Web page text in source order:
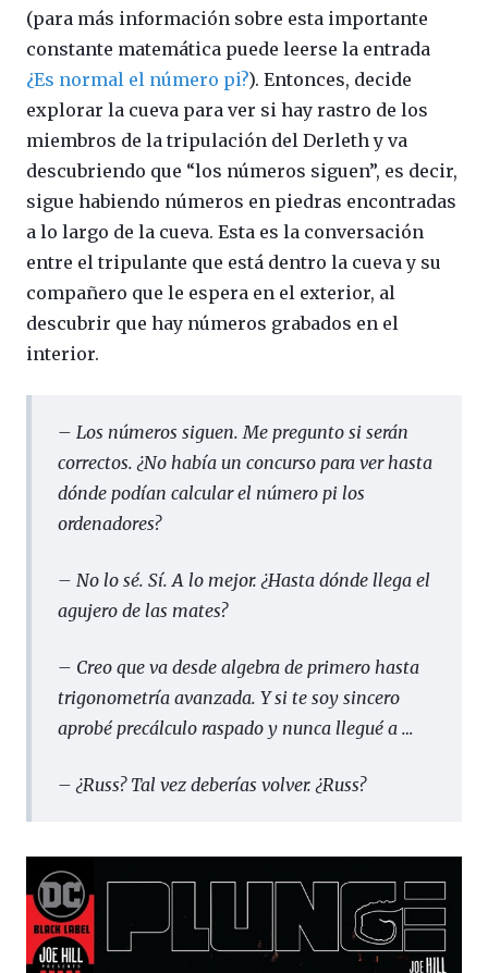
(para más información sobre esta importante
constante matemática puede leerse la entrada
¿Es normal el número pi?). Entonces, decide
explorar la cueva para ver si hay rastro de los
miembros de la tripulación del Derleth y va
descubriendo que “los números siguen”, es decir,
sigue habiendo números en piedras encontradas
a lo largo de la cueva. Esta es la conversación
entre el tripulante que está dentro la cueva y su
compañero que le espera en el exterior, al
descubrir que hay números grabados en el
interior.
– Los números siguen. Me pregunto si serán
correctos. ¿No había un concurso para ver hasta
dónde podían calcular el número pi los
ordenadores?
– No lo sé. Sí. A lo mejor. ¿Hasta dónde llega el
agujero de las mates?
– Creo que va desde algebra de primero hasta
trigonometría avanzada. Y si te soy sincero
aprobé precálculo raspado y nunca llegué a …
– ¿Russ? Tal vez deberías volver. ¿Russ?